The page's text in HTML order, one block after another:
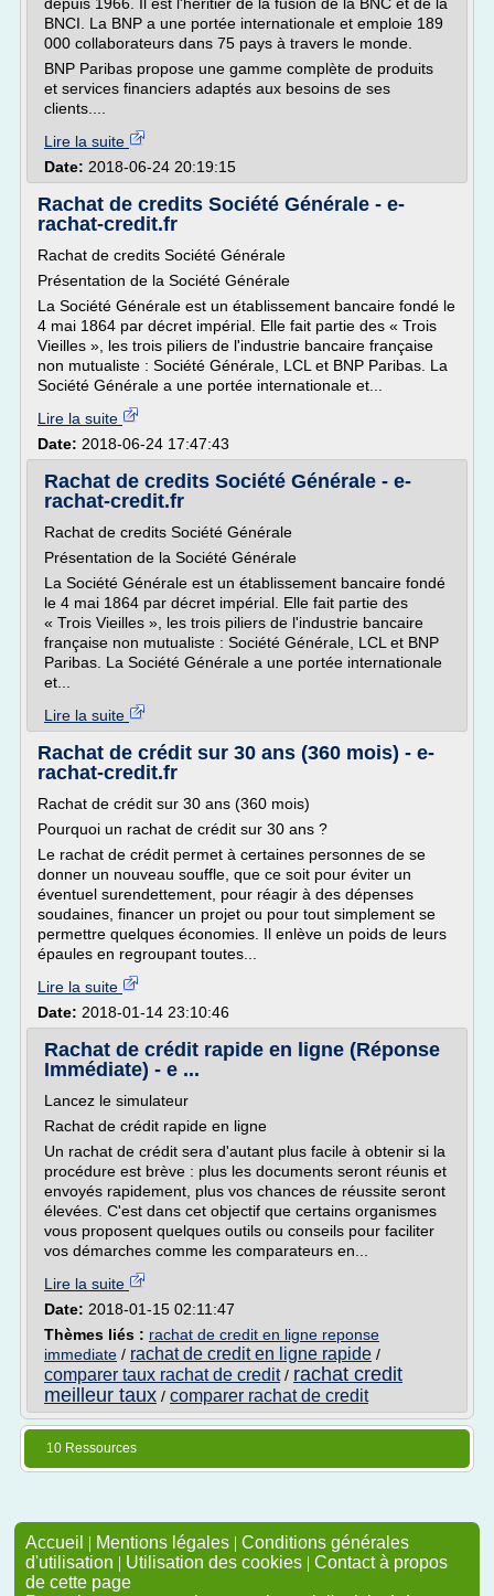
BNCI. La BNP a une portée internationale et emploie 189
000 collaborateurs dans 75 pays à travers le monde.
BNP Paribas propose une gamme complète de produits
et services financiers adaptés aux besoins de ses
clients....
Lire la suite
Date: 2018-06-24 20:19:15
Rachat de credits Société Générale - e-
rachat-credit.fr
Rachat de credits Société Générale
Présentation de la Société Générale
La Société Générale est un établissement bancaire fondé le
4 mai 1864 par décret impérial. Elle fait partie des « Trois
Vieilles », les trois piliers de l'industrie bancaire française
non mutualiste : Société Générale, LCL et BNP Paribas. La
Société Générale a une portée internationale et...
Lire la suite
Date: 2018-06-24 17:47:43
Rachat de credits Société Générale - e-
rachat-credit.fr
Rachat de credits Société Générale
Présentation de la Société Générale
La Société Générale est un établissement bancaire fondé
le 4 mai 1864 par décret impérial. Elle fait partie des
« Trois Vieilles », les trois piliers de l'industrie bancaire
française non mutualiste : Société Générale, LCL et BNP
Paribas. La Société Générale a une portée internationale
et...
Lire la suite
Rachat de crédit sur 30 ans (360 mois) - e-
rachat-credit.fr
Rachat de crédit sur 30 ans (360 mois)
Pourquoi un rachat de crédit sur 30 ans ?
Le rachat de crédit permet à certaines personnes de se
donner un nouveau souffle, que ce soit pour éviter un
éventuel surendettement, pour réagir à des dépenses
soudaines, financer un projet ou pour tout simplement se
permettre quelques économies. Il enlève un poids de leurs
épaules en regroupant toutes...
Lire la suite
Date: 2018-01-14 23:10:46
Rachat de crédit rapide en ligne (Réponse
Immédiate) - e ...
Lancez le simulateur
Rachat de crédit rapide en ligne
Un rachat de crédit sera d'autant plus facile à obtenir si la
procédure est brève : plus les documents seront réunis et
envoyés rapidement, plus vos chances de réussite seront
élevées. C'est dans cet objectif que certains organismes
vous proposent quelques outils ou conseils pour faciliter
vos démarches comme les comparateurs en...
Lire la suite
Date: 2018-01-15 02:11:47
Thèmes liés : rachat de credit en ligne reponse
immediate / rachat de credit en ligne rapide /
comparer taux rachat de credit/ rachat credit
meilleur taux / comparer rachat de credit
10 Ressources
Accueil | Mentions légales | Conditions générales
d'utilisation | Utilisation des cookies | Contact à propos
de cette page